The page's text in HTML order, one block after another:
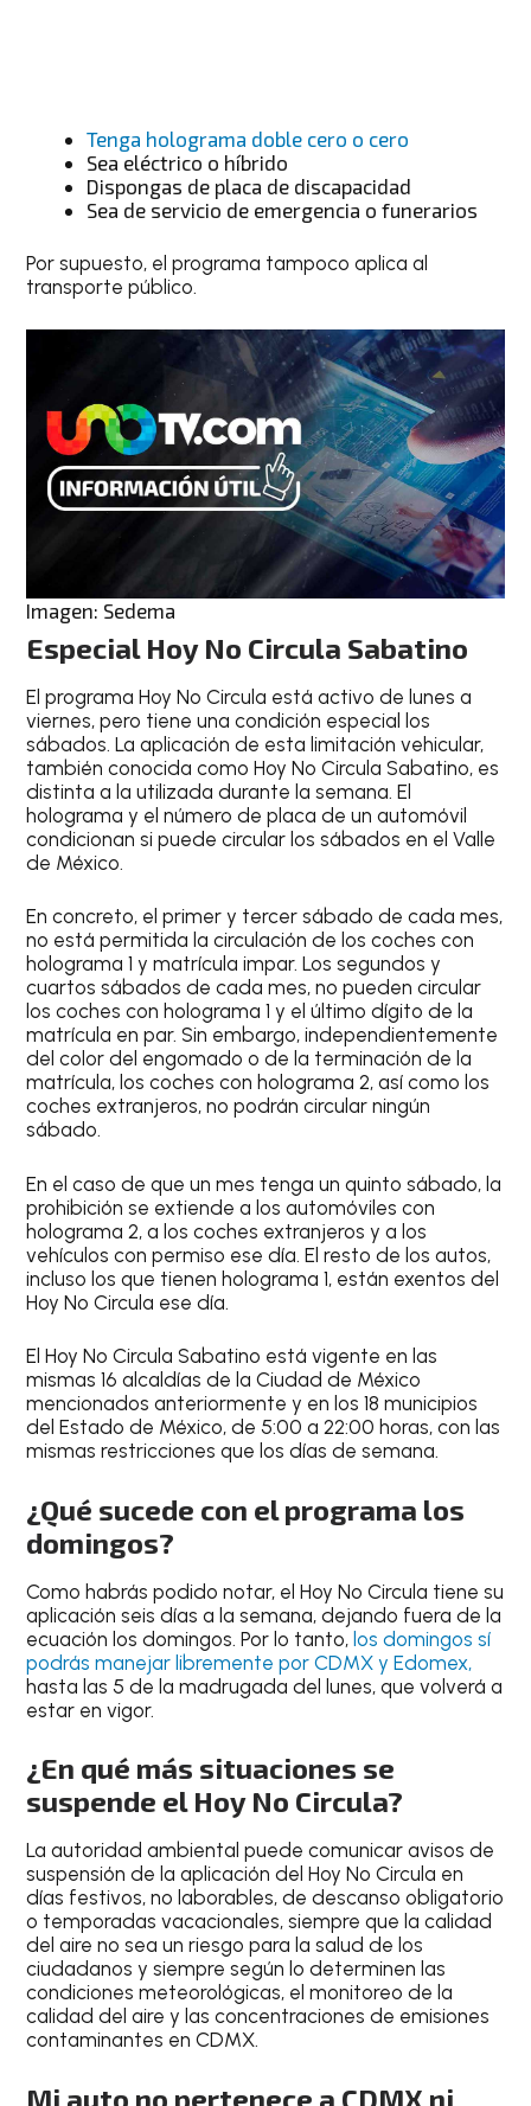
Tenga holograma doble cero o cero
Sea eléctrico o híbrido
Dispongas de placa de discapacidad
Sea de servicio de emergencia o funerarios
Por supuesto, el programa tampoco aplica al
transporte público.
Imagen: Sedema
Especial Hoy No Circula Sabatino
El programaHoy No Circula está activo delunes a
viernes, pero tiene una condición especial los
sábados. La aplicación de esta limitación vehicular,
también conocida comoHoy No Circula Sabatino, es
distinta a la utilizada durante la semana. El
holograma y el número de placa de un automóvil
condicionan si puede circular los sábados en el Valle
de México.
En concreto, el primer y tercer sábado de cada mes,
no está permitida la circulación de los coches con
holograma 1 y matrícula impar. Lossegundos y
cuartos sábados de cada mes, no pueden circular
los coches con holograma 1 y el último dígito de la
matrícula en par. Sin embargo, independientemente
del color del engomado o de la terminación de la
matrícula, los coches con holograma 2, así como los
coches extranjeros, no podrán circular ningún
sábado.
En el caso de que un mes tenga un quinto sábado, la
prohibición se extiende a los automóviles con
holograma 2, a los coches extranjeros y a los
vehículos con permiso ese día. El resto de los autos,
incluso los que tienen holograma 1, están exentos del
Hoy No Circula ese día.
ElHoy No Circula Sabatino está vigente en las
mismas 16 alcaldías de la Ciudad de México
mencionados anteriormente y en los 18 municipios
del Estado de México, de 5:00 a 22:00 horas, con las
mismas restricciones que los días de semana.
¿Qué sucede con el programa los
domingos?
Como habrás podido notar, el Hoy No Circula tiene su
aplicación seis días a la semana, dejando fuera de la
ecuación los domingos. Por lo tanto, los domingos sí
podrás manejar libremente por CDMX y Edomex,
hasta las 5 de la madrugada del lunes, que volverá a
estar en vigor.
¿En qué más situaciones se
suspende el Hoy No Circula?
La autoridad ambiental puede comunicar avisos de
suspensión de la aplicación del Hoy No Circula en
días festivos, no laborables, de descanso obligatorio
o temporadas vacacionales, siempre que la calidad
del aire no sea un riesgo para la salud de los
ciudadanos y siempre según lo determinen las
condiciones meteorológicas, el monitoreo de la
calidad del aire y las concentraciones de emisiones
contaminantes en CDMX.
Mi auto no pertenece a CDMX ni